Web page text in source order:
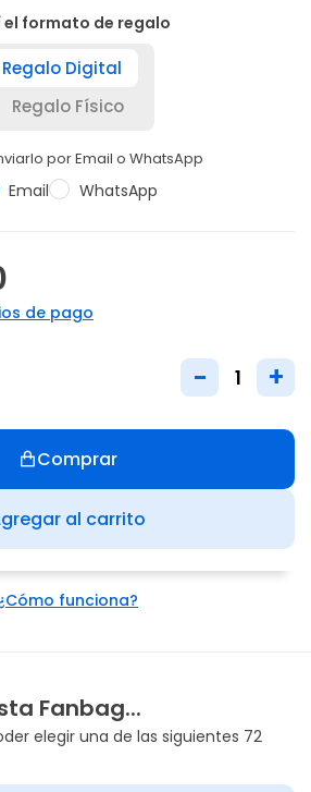
el formato de regalo
Regalo Digital
Regalo Físico
por Email o WhatsApp
Email WhatsApp
de pago
- +
al carrito
Comprar
funciona?
Fanbag...
elegir una de las siguientes 72